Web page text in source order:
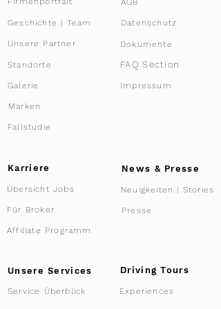
Geschichte | Team
Unsere Partner
Standorte
Galerie
Datenschutz
Dokumente
FAQ Section
Impressum
Marken
Fallstudie
Karriere
Übersicht Jobs
Für Broker
Affiliate Programm
News & Presse
Neuigkeiten | Stories
Presse
Unsere Services
Service Überblick
Driving Tours
Experiences